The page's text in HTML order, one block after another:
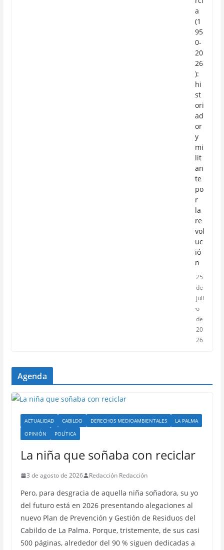
a
(1
95
0-
20
26
):
hi
st
ori
ad
or
y
mi
lit
an
te
po
r
la
re
vol
uc
ió
n
25
de
juli
o
de
20
26
Agenda
ACTUALIDAD CABILDO DERECHOS MEDIOAMBIENTALES
LA PALMA
OPINIÓN
POLÍTICA
La niña que soñaba con reciclar
3 de agosto de 2026 Redacción Redacción
Pero, para desgracia de aquella niña soñadora, su yo
del futuro está en 2026 presentando alegaciones al
nuevo Plan de Prevención y Gestión de Residuos del
Cabildo de La Palma. Porque, tristemente, de sus casi
500 páginas, alrededor del 90 % siguen dedicadas a